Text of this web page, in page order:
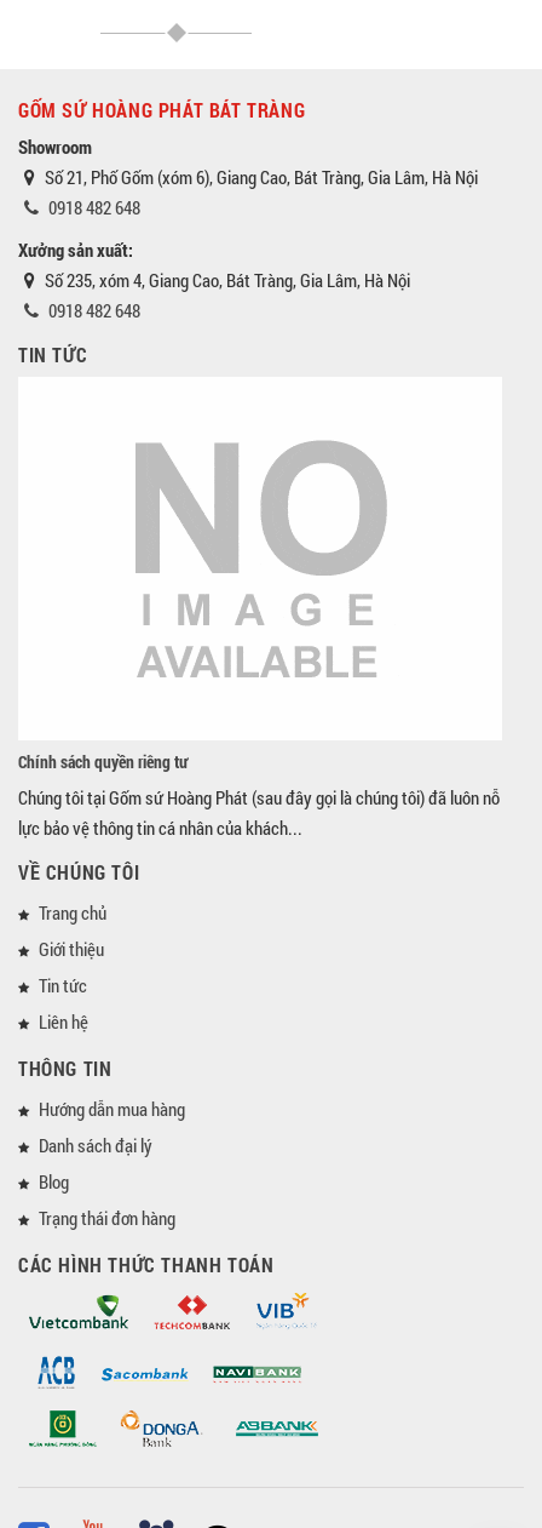
GỐM SỨ HOÀNG PHÁT BÁT TRÀNG
Showroom
Số 21, Phố Gốm (xóm 6), Giang Cao, Bát Tràng, Gia Lâm, Hà Nội
0918 482 648
Xưởng sản xuất:
Số 235, xóm 4, Giang Cao, Bát Tràng, Gia Lâm, Hà Nội
0918 482 648
TIN TỨC
Chính sách quyền riêng tư
Chúng tôi tại Gốm sứ Hoàng Phát (sau đây gọi là chúng tôi) đã luôn nỗ
lực bảo vệ thông tin cá nhân của khách...
VỀ CHÚNG TÔI
Trang chủ
Giới thiệu
Tin tức
Liên hệ
THÔNG TIN
Hướng dẫn mua hàng
Danh sách đại lý
Blog
Trạng thái đơn hàng
CÁC HÌNH THỨC THANH TOÁN